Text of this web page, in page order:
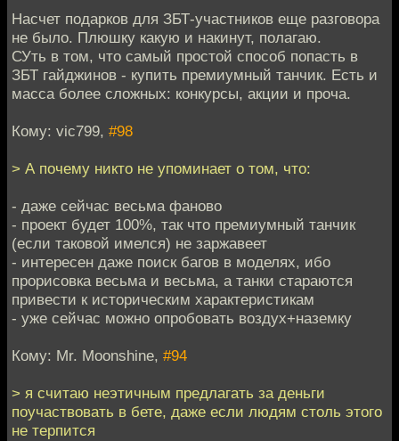
Насчет подарков для ЗБТ-участников еще разговора
не было. Плюшку какую и накинут, полагаю.
СУть в том, что самый простой способ попасть в
ЗБТ гайджинов - купить премиумный танчик. Есть и
масса более сложных: конкурсы, акции и проча.
Кому: vic799, #98
> А почему никто не упоминает о том, что:
- даже сейчас весьма фаново
- проект будет 100%, так что премиумный танчик
(если таковой имелся) не заржавеет
- интересен даже поиск багов в моделях, ибо
прорисовка весьма и весьма, а танки стараются
привести к историческим характеристикам
- уже сейчас можно опробовать воздух+наземку
Кому: Mr. Moonshine, #94
> я считаю неэтичным предлагать за деньги
поучаствовать в бете, даже если людям столь этого
не терпится